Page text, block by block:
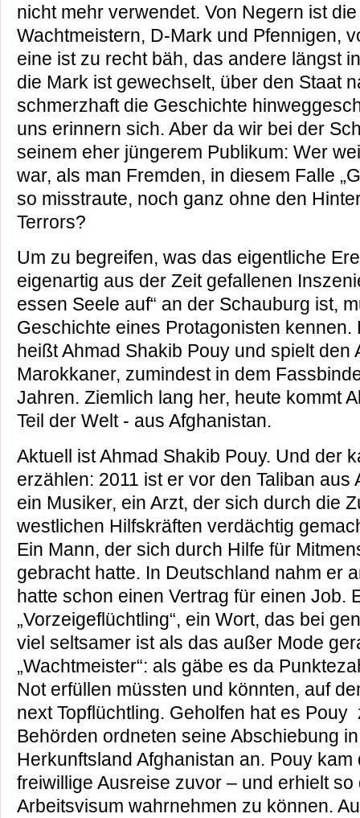
nicht mehr verwendet. Von Negern ist
Wachtmeistern, D-Mark und Pfennigen,
eine ist zu recht bäh, das andere längst
die Mark ist gewechselt, über den Staat
schmerzhaft die Geschichte
uns erinnern sich. Aber da wir bei der
seinem eher jüngerem Publikum: Wer
war, als man Fremden, in diesem Falle
so misstraute, noch ganz ohne den
Terrors?
Um zu begreifen, was das eigentliche
eigenartig aus der Zeit gefallenen
essen Seele auf“ an der Schauburg ist,
Geschichte eines Protagonisten
heißt Ahmad Shakib Pouy und spielt den
Marokkaner, zumindest in dem
Jahren. Ziemlich lang her, heute kommt
Teil der Welt - aus Afghanistan.
Aktuell ist Ahmad Shakib Pouy. Und der
erzählen: 2011 ist er vor den Taliban aus
ein Musiker, ein Arzt, der sich durch die
westlichen Hilfskräften verdächtig
Ein Mann, der sich durch Hilfe für
gebracht hatte. In Deutschland nahm er
hatte schon einen Vertrag für einen Job.
„Vorzeigeflüchtling“, ein Wort, das bei
viel seltsamer ist als das außer Mode
„Wachtmeister“: als gäbe es da
Not erfüllen müssten und könnten, auf
next Topflüchtling. Geholfen hat es
Behörden ordneten seine Abschiebung
Herkunftsland Afghanistan an. Pouy
freiwillige Ausreise zuvor – und erhielt
Arbeitsvisum wahrnehmen zu können.